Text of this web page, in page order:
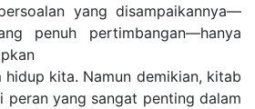
yang disampaikannya—
penuh pertimbangan—hanya
hidup kita. Namun demikian, kitab
peran yang sangat penting dalam